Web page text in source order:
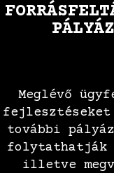
Meglévő
fejlesztéseket
további
folytathatják
illetve